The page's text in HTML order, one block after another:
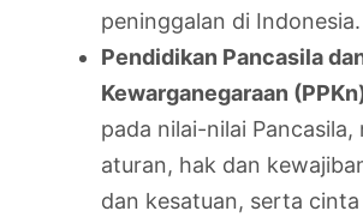
peninggalan di Indonesia.
Pendidikan Pancasila
Kewarganegaraan
pada nilai-nilai Pancasila,
aturan, hak dan
dan kesatuan, serta